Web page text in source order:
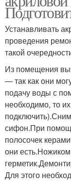
Устанавливать
проведения
такой
Из помещения
— так как они
подачу воды с
необходимо, то
сифон.При
полосочек
они
Для этого